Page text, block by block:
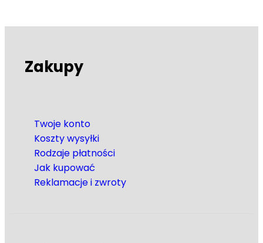
Zakupy
Twoje konto
Koszty wysyłki
Rodzaje płatności
Jak kupować
Reklamacje i zwroty